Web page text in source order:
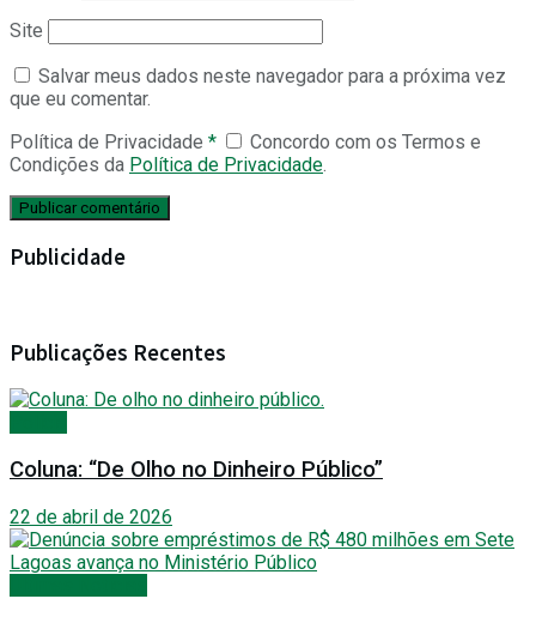
Site
Salvar meus dados neste navegador para a próxima vez
que eu comentar.
Política de Privacidade *
Concordo com os Termos e
Condições da Política de Privacidade.
Publicidade
Publicações Recentes
Coluna: “De Olho no Dinheiro Público”
22 de abril de 2026